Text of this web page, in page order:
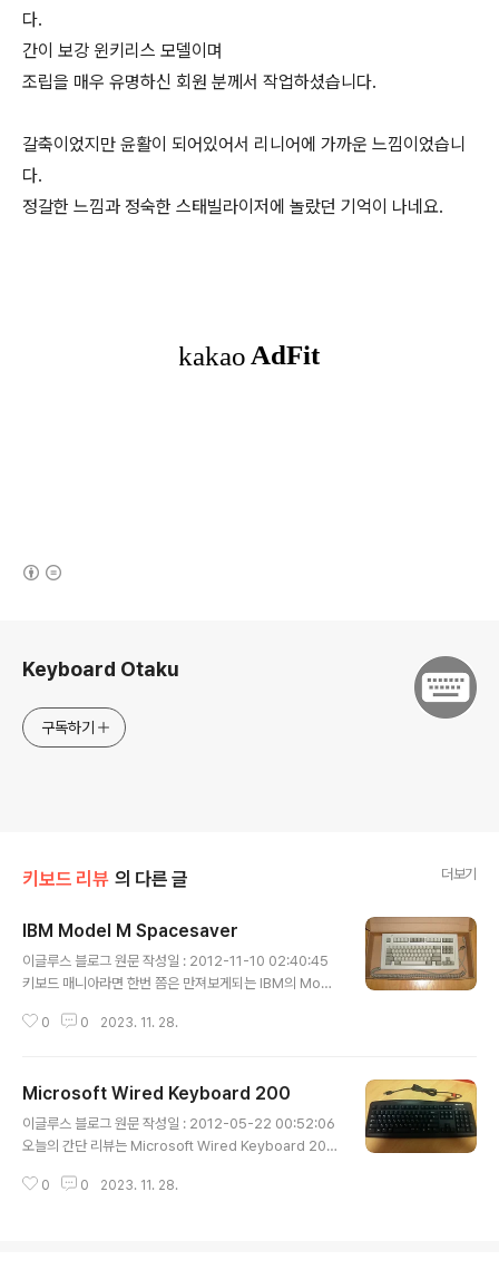
다.
간이 보강 윈키리스 모델이며
조립을 매우 유명하신 회원 분께서 작업하셨습니다.
갈축이었지만 윤활이 되어있어서 리니어에 가까운 느낌이었습니
다.
정갈한 느낌과 정숙한 스태빌라이저에 놀랐던 기억이 나네요.
Keyboard Otaku
구독하기
키보드 리뷰 의 다른 글 더보기
IBM Model M Spacesaver
이글루스 블로그 원문 작성일 : 2012-11-10 02:40:45
키보드 매니아라면 한번 쯤은 만져보게되는 IBM의 Mode
el M의 텐키리스 버전인 Model M Spacesaver를 먼
기는하나 요즘 나오는 베젤(?)이 슬림한 기성품과 비교하
면 한 덩치 합니다. 무게도 묵직하구요. 버클링 특유의 철컹
철컹하는 느낌,..뭔가 20여년 전으로 돌아가는 느낌..(응?)
이 높아서 힘들었습니다. 그래도 소리하나는 정말 우렁차
0 0 2023. 11. 28.
Microsoft Wired Keyboard 200
이글루스 블로그 원문 작성일 : 2012-05-22 00:52:06
오늘의 간단 리뷰는 Microsoft Wired Keyboard 200
에서 가장 막내라고 볼 수 있는 제품 입니다. 겉 상자의 모
0 0 2023. 11. 28.